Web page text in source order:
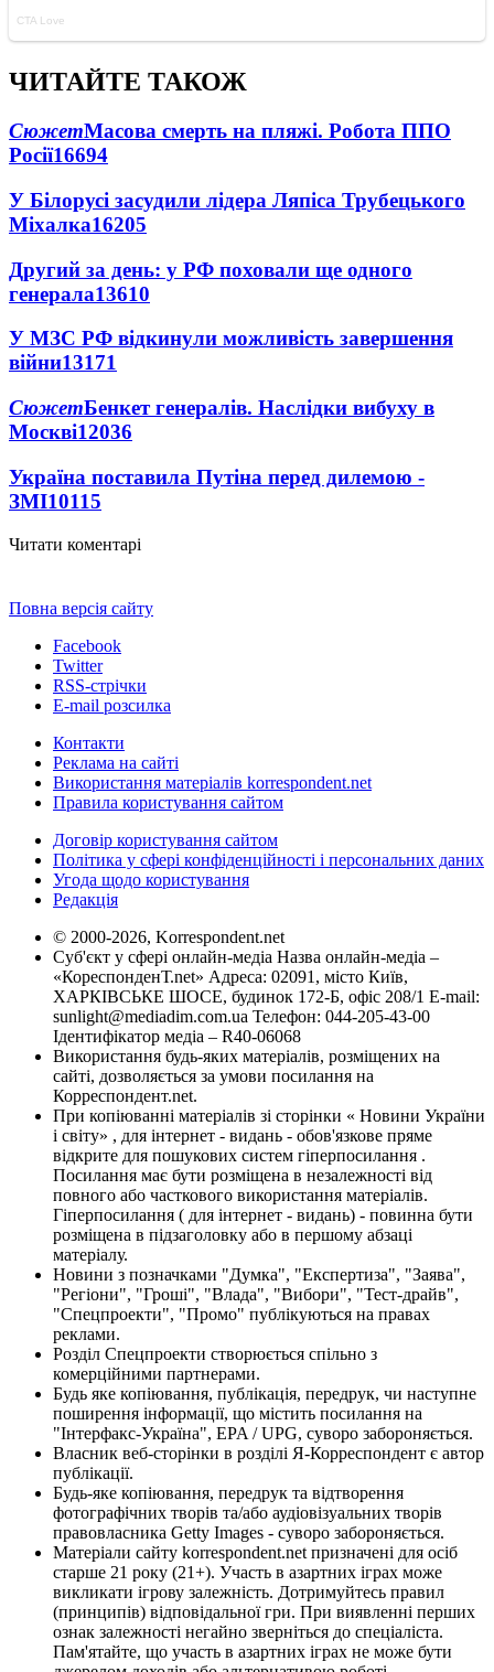
ЧИТАЙТЕ ТАКОЖ
СюжетМасова смерть на пляжі. Робота ППО
Росії16694
У Білорусі засудили лідера Ляпіса Трубецького
Міхалка16205
Другий за день: у РФ поховали ще одного
генерала13610
У МЗС РФ відкинули можливість завершення
війни13171
СюжетБенкет генералів. Наслідки вибуху в
Москві12036
Україна поставила Путіна перед дилемою -
ЗМІ10115
Читати коментарі
Повна версія сайту
Facebook
Twitter
RSS-стрічки
E-mail розсилка
Контакти
Реклама на сайті
Використання матеріалів korrespondent.net
Правила користування сайтом
Договір користування сайтом
Політика у сфері конфіденційності і персональних даних
Угода щодо користування
Редакція
© 2000-2026, Korrespondent.net
Суб'єкт у сфері онлайн-медіа Назва онлайн-медіа –
«КореспонденТ.net» Адреса: 02091, місто Київ,
ХАРКІВСЬКЕ ШОСЕ, будинок 172-Б, офіс 208/1 E-mail:
sunlight@mediadim.com.ua Телефон: 044-205-43-00
Ідентифікатор медіа – R40-06068
Використання будь-яких матеріалів, розміщених на
сайті, дозволяється за умови посилання на
Корреспондент.net.
При копіюванні матеріалів зі сторінки « Новини України
і світу» , для інтернет - видань - обов'язкове пряме
відкрите для пошукових систем гіперпосилання .
Посилання має бути розміщена в незалежності від
повного або часткового використання матеріалів.
Гіперпосилання ( для інтернет - видань) - повинна бути
розміщена в підзаголовку або в першому абзаці
матеріалу.
Новини з позначками "Думка", "Експертиза", "Заява",
"Регіони", "Гроші", "Влада", "Вибори", "Тест-драйв",
"Спецпроекти", "Промо" публікуються на правах
реклами.
Розділ Спецпроекти створюється спільно з
комерційними партнерами.
Будь яке копіювання, публікація, передрук, чи наступне
поширення інформації, що містить посилання на
"Інтерфакс-Україна", EPA / UPG, суворо забороняється.
Власник веб-сторінки в розділі Я-Корреспондент є автор
публікації.
Будь-яке копіювання, передрук та відтворення
фотографічних творів та/або аудіовізуальних творів
правовласника Getty Images - суворо забороняється.
Матеріали сайту korrespondent.net призначені для осіб
старше 21 року (21+). Участь в азартних іграх може
викликати ігрову залежність. Дотримуйтесь правил
(принципів) відповідальної гри. При виявленні перших
ознак залежності негайно зверніться до спеціаліста.
Пам'ятайте, що участь в азартних іграх не може бути